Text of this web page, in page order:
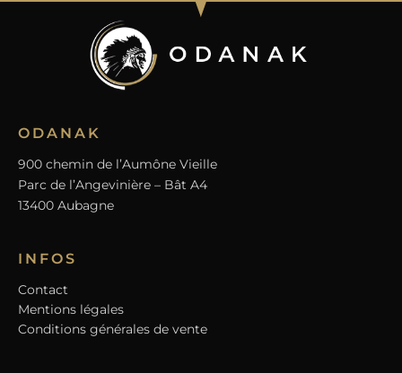
ODANAK
900 chemin de l’Aumône Vieille
Parc de l’Angevinière – Bât A4
13400 Aubagne
INFOS
Contact
Mentions légales
Conditions générales de vente